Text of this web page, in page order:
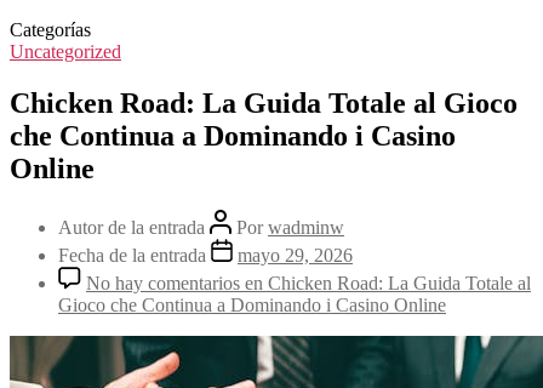
Categorías
Uncategorized
Chicken Road: La Guida Totale al Gioco
che Continua a Dominando i Casino
Online
Autor de la entrada Porwadminw
Fecha de la entrada
mayo 29, 2026
No hay comentarios en Chicken Road: La Guida Totale al
Gioco che Continua a Dominando i Casino Online